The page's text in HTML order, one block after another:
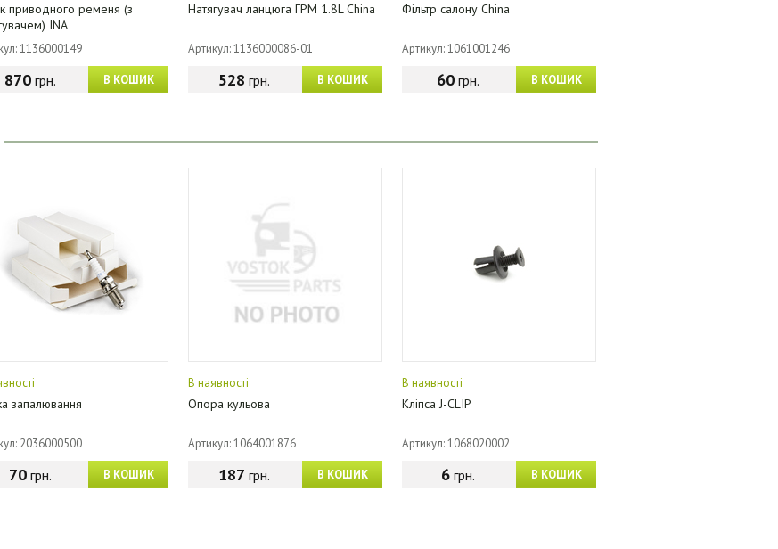
приводного ременя (з
INA
1136000149
В КОШИК
870грн.
Натягувач ланцюга ГРМ 1.8L China
Артикул: 1136000086-01
В КОШИК
528 грн.
Фільтр салону China
Артикул: 1061001246
В КОШИК
60грн.
запалювання
2036000500
В КОШИК
70грн.
В наявності
Опора кульова
Артикул: 1064001876
В КОШИК
187 грн.
В наявності
Кліпса J-CLIP
Артикул: 1068020002
В КОШИК
6грн.